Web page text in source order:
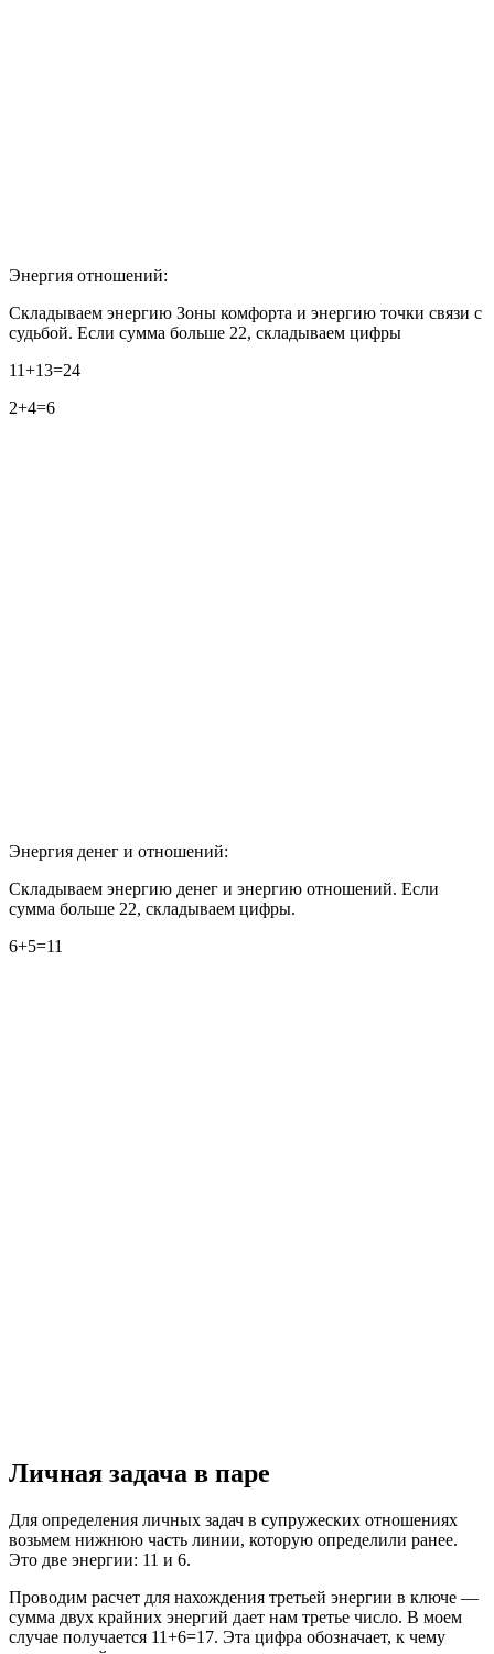
Энергия отношений:
Складываем энергию Зоны комфорта и энергию точки связи с
судьбой. Если сумма больше 22, складываем цифры
11+13=24
2+4=6
Энергия денег и отношений:
Складываем энергию денег и энергию отношений. Если
сумма больше 22, складываем цифры.
6+5=11
Личная задача в паре
Для определения личных задач в супружеских отношениях
возьмем нижнюю часть линии, которую определили ранее.
Это две энергии: 11 и 6.
Проводим расчет для нахождения третьей энергии в ключе —
сумма двух крайних энергий дает нам третье число. В моем
случае получается 11+6=17. Эта цифра обозначает, к чему